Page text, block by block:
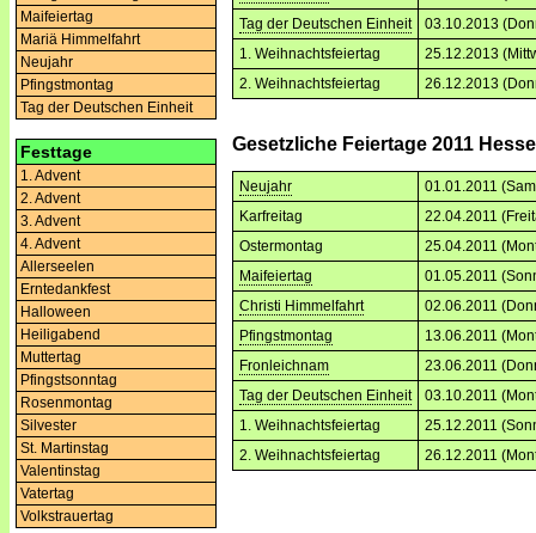
Maifeiertag
Mariä Himmelfahrt
Neujahr
Pfingstmontag
Tag der Deutschen Einheit
Festtage
1. Advent
2. Advent
3. Advent
4. Advent
Allerseelen
Erntedankfest
Halloween
Heiligabend
Muttertag
Pfingstsonntag
Rosenmontag
Silvester
St. Martinstag
Valentinstag
Vatertag
Volkstrauertag
Tag der Deutschen Einheit
03.10.2013
1. Weihnachtsfeiertag
25.12.2013
2. Weihnachtsfeiertag
26.12.2013
Gesetzliche Feiertage 2011
Neujahr
01.01.2011
Karfreitag
22.04.2011
Ostermontag
25.04.2011
Maifeiertag
01.05.2011
Christi Himmelfahrt
02.06.2011
Pfingstmontag
13.06.2011
Fronleichnam
23.06.2011
Tag der Deutschen Einheit
03.10.2011
1. Weihnachtsfeiertag
25.12.2011
2. Weihnachtsfeiertag
26.12.2011